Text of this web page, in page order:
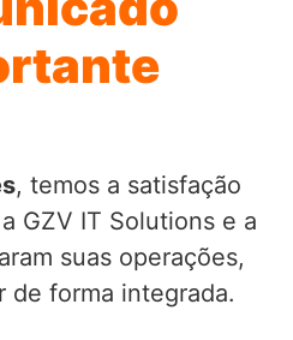
, temos a satisfação
GZV IT Solutions e a
suas operações,
de forma integrada.